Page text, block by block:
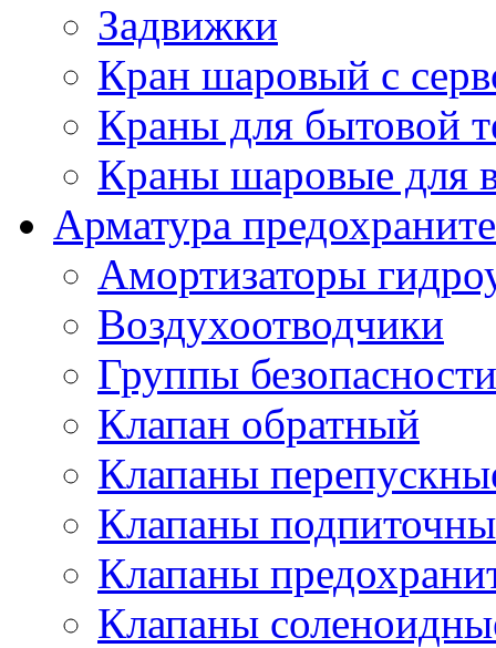
Задвижки
Кран шаровый с
Краны для бытовой
Краны шаровые для
Арматура
Амортизаторы
Воздухоотводчики
Группы безопасности
Клапан обратный
Клапаны
Клапаны
Клапаны
Клапаны